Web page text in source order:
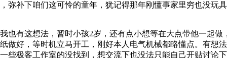
，弥补下咱们这可怜的童年，犹记得那年刚懂事家里穷也没玩
我也有这想法，暂时小孩2岁，还有点小想等在大点带他一起
纸做好，等时机立马开工，刚好本人电气机械都略懂点。有想
一些极客工作室的没找到，想交流下也没法只能自己开贴讨论下